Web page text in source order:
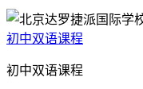
初中双语课程
初中双语课程